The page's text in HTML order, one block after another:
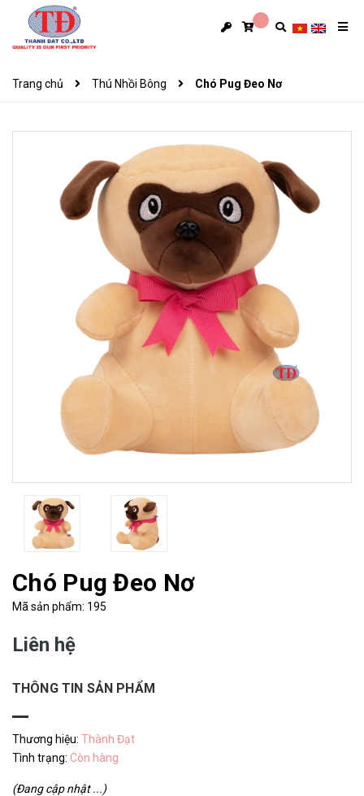
Trang chủ Thú Nhồi Bông Chó Pug Đeo Nơ
Chó Pug Đeo Nơ
Mã sản phẩm: 195
Liên hệ
THÔNG TIN SẢN PHẨM
Thương hiệu: Thành Đạt
Tình trạng: Còn hàng
(Đang cập nhật ...)